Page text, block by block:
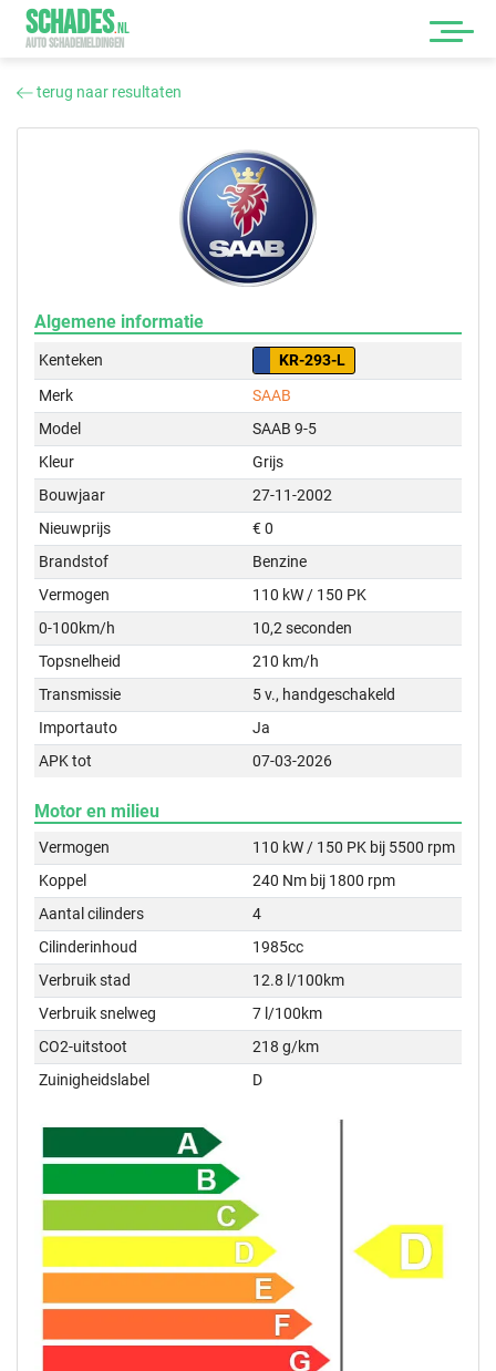
SCHADES.NL
AUTO SCHADEMELDINGEN
terug naar resultaten
Algemene informatie
Kenteken
KR-293-L
Merk
SAAB
Model
SAAB 9-5
Kleur
Grijs
Bouwjaar
27-11-2002
Nieuwprijs
€ 0
Brandstof
Benzine
Vermogen
110 kW / 150 PK
0-100km/h
10,2 seconden
Topsnelheid
210 km/h
Transmissie
5 v., handgeschakeld
Importauto
Ja
APK tot
07-03-2026
Motor en milieu
Vermogen
110 kW / 150 PK bij 5500 rpm
Koppel
240 Nm bij 1800 rpm
Aantal cilinders
4
Cilinderinhoud
1985cc
Verbruik stad
12.8 l/100km
Verbruik snelweg
7 l/100km
CO2-uitstoot
218 g/km
Zuinigheidslabel
D